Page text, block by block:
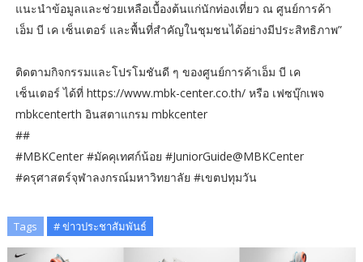
แนะนำข้อมูลและช่วยเหลือเบื้องต้นแก่นักท่องเที่ยว ณ ศูนย์การค้า
เอ็ม บี เค เซ็นเตอร์ และพื้นที่สำคัญในชุมชนได้อย่างมีประสิทธิภาพ”
ติดตามกิจกรรมและโปรโมชันดี ๆ ของศูนย์การค้าเอ็ม บี เค
เซ็นเตอร์ ได้ที่ https://www.mbk-center.co.th/ หรือ เฟซบุ๊กเพจ
mbkcenterth อินสตาแกรม mbkcenter
##
#MBKCenter #มัคคุเทศก์น้อย #JuniorGuide@MBKCenter
#ครุศาสตร์จุฬาลงกรณ์มหาวิทยาลัย #เขตปทุมวัน
Tags # ข่าวประชาสัมพันธ์